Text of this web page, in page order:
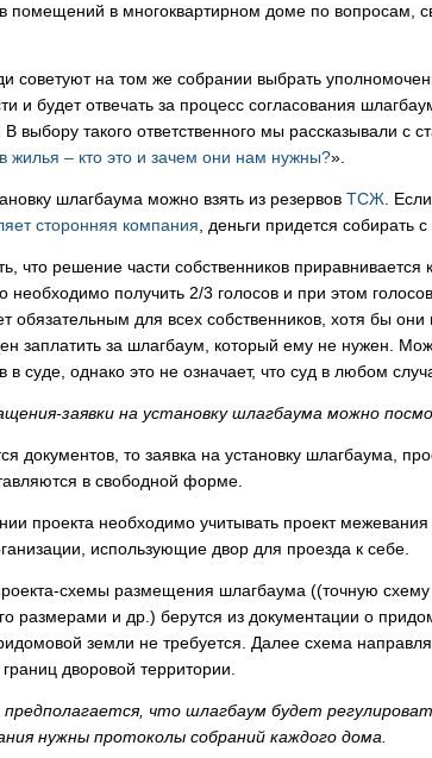
помещений в многоквартирном доме по вопросам,
советуют на том же собрании выбрать
и будет отвечать за процесс согласования
выбору такого ответственного мы рассказывали с
жилья – кто это и зачем они нам нужны?».
шлагбаума можно взять из резервов ТСЖ .
сторонняя компания , деньги придется собирать
что решение части собственников
необходимо получить 2/3 голосов и при этом
обязательным для всех собственников, хотя бы
заплатить за шлагбаум, который ему не нужен.
в суде, однако это не означает, что суд в любом
заявки на установку шлагбаума можно
документов, то заявка на установку шлагбаума,
в свободной форме.
проекта необходимо учитывать проект межевания
использующие двор для проезда к себе.
схемы размещения шлагбаума ((точную
размерами и др.) берутся из документации о
земли не требуется. Далее схема
дворовой территории.
предполагается, что шлагбаум будет
нужны протоколы собраний каждого дома.